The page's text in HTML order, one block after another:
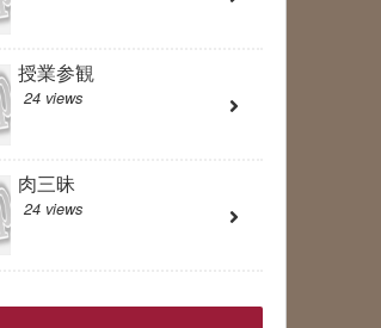
授業参観
24 views
肉三昧
24 views